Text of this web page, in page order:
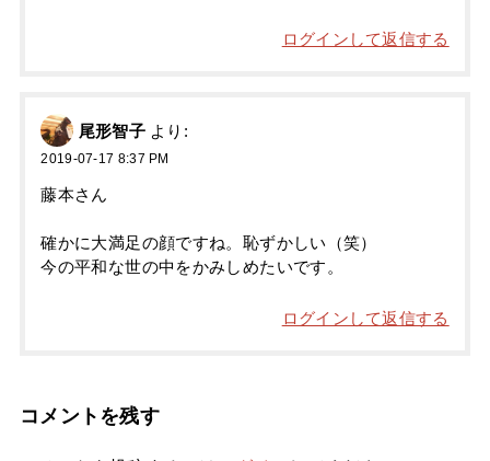
ログインして返信する
尾形智子 より:
2019-07-17 8:37 PM
藤本さん
確かに大満足の顔ですね。恥ずかしい（笑）
今の平和な世の中をかみしめたいです。
ログインして返信する
コメントを残す